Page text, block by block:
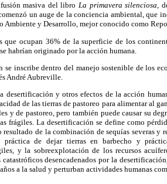
masiva del libro La primavera silenciosa,
un auge de la conciencia ambiental, que
y Desarrollo, mejor conocido como
que ocupan 36% de la superficie de los
habrían originado por la acción humana.
se inscribe dentro del manejo sostenible de los
André Aubreville.
desertificación y otros efectos de la acción
de las tierras de pastoreo para alimentar al
y de pastoreo, pero también puede causar su
frágiles. La desertificación se define como
de la combinación de sequías severas
de dejar tierras en barbecho y
y la sobreexplotación de los recursos
desencadenados por la
a la salud y perturban actividades humanas